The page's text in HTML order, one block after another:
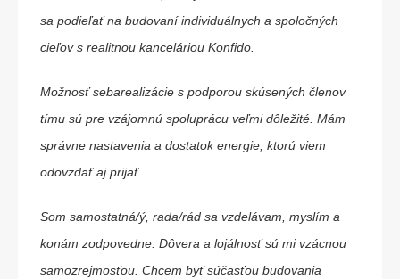
sa podieľať na budovaní individuálnych a spoločných
cieľov s realitnou kanceláriou Konfido.
Možnosť sebarealizácie s podporou skúsených členov
tímu sú pre vzájomnú spoluprácu veľmi dôležité. Mám
správne nastavenia a dostatok energie, ktorú viem
odovzdať aj prijať.
Som samostatná/ý, rada/rád sa vzdelávam, myslím a
konám zodpovedne. Dôvera a lojálnosť sú mi vzácnou
samozrejmosťou. Chcem byť súčasťou budovania